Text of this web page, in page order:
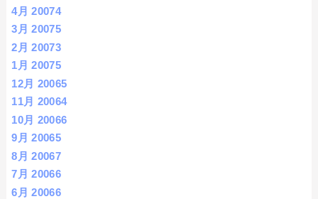
4月 20074
3月 20075
2月 20073
1月 20075
12月 20065
11月 20064
10月 20066
9月 20065
8月 20067
7月 20066
6月 20066